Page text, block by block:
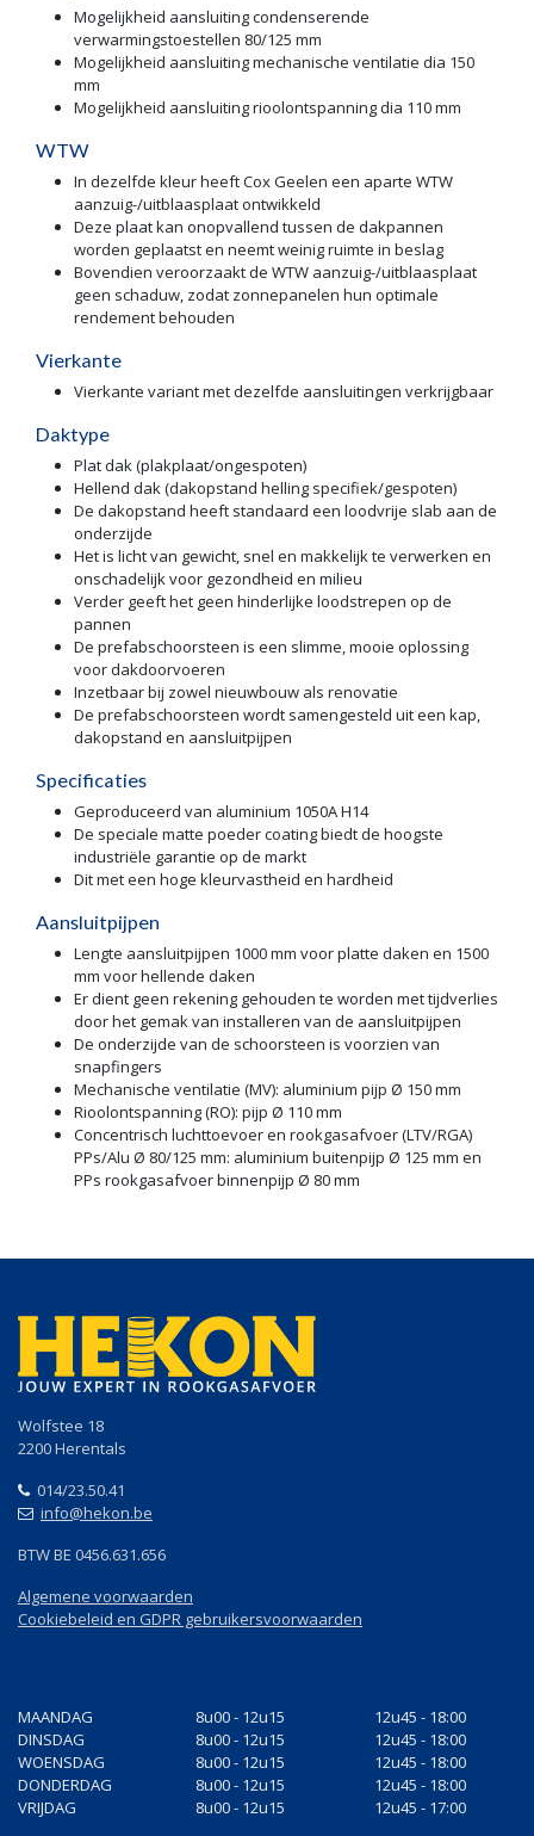
Mogelijkheid aansluiting condenserende
verwarmingstoestellen 80/125 mm
Mogelijkheid aansluiting mechanische ventilatie dia 150
mm
Mogelijkheid aansluiting rioolontspanning dia 110 mm
WTW
In dezelfde kleur heeft Cox Geelen een aparte WTW
aanzuig-/uitblaasplaat ontwikkeld
Deze plaat kan onopvallend tussen de dakpannen
worden geplaatst en neemt weinig ruimte in beslag
Bovendien veroorzaakt de WTW aanzuig-/uitblaasplaat
geen schaduw, zodat zonnepanelen hun optimale
rendement behouden
Vierkante
Vierkante variant met dezelfde aansluitingen verkrijgbaar
Daktype
Plat dak (plakplaat/ongespoten)
Hellend dak (dakopstand helling specifiek/gespoten)
De dakopstand heeft standaard een loodvrije slab aan de
onderzijde
Het is licht van gewicht, snel en makkelijk te verwerken en
onschadelijk voor gezondheid en milieu
Verder geeft het geen hinderlijke loodstrepen op de
pannen
De prefabschoorsteen is een slimme, mooie oplossing
voor dakdoorvoeren
Inzetbaar bij zowel nieuwbouw als renovatie
De prefabschoorsteen wordt samengesteld uit een kap,
dakopstand en aansluitpijpen
Specificaties
Geproduceerd van aluminium 1050A H14
De speciale matte poeder coating biedt de hoogste
industriële garantie op de markt
Dit met een hoge kleurvastheid en hardheid
Aansluitpijpen
Lengte aansluitpijpen 1000 mm voor platte daken en 1500
mm voor hellende daken
Er dient geen rekening gehouden te worden met tijdverlies
door het gemak van installeren van de aansluitpijpen
De onderzijde van de schoorsteen is voorzien van
snapfingers
Mechanische ventilatie (MV): aluminium pijp Ø 150 mm
Rioolontspanning (RO): pijp Ø 110 mm
Concentrisch luchttoevoer en rookgasafvoer (LTV/RGA)
PPs/Alu Ø 80/125 mm: aluminium buitenpijp Ø 125 mm en
PPs rookgasafvoer binnenpijp Ø 80 mm
Wolfstee 18
2200 Herentals
014/23.50.41
info@hekon.be
BTW BE 0456.631.656
Algemene voorwaarden
Cookiebeleid en GDPR gebruikersvoorwaarden
MAANDAG
DINSDAG
WOENSDAG
DONDERDAG
VRIJDAG
8u00 - 12u15
8u00 - 12u15
8u00 - 12u15
8u00 - 12u15
8u00 - 12u15
12u45 - 18:00
12u45 - 18:00
12u45 - 18:00
12u45 - 18:00
12u45 - 17:00